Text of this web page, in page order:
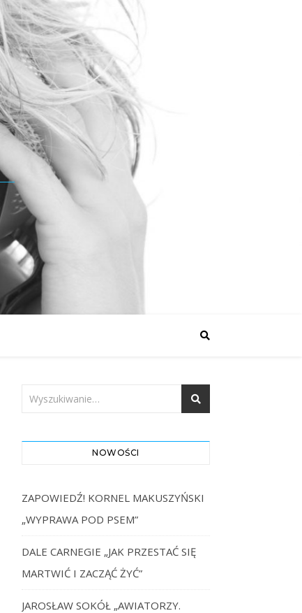
NOWOŚCI
ZAPOWIEDŹ! KORNEL MAKUSZYŃSKI
„WYPRAWA POD PSEM”
DALE CARNEGIE „JAK PRZESTAĆ SIĘ
MARTWIĆ I ZACZĄĆ ŻYĆ”
JAROSŁAW SOKÓŁ „AWIATORZY.